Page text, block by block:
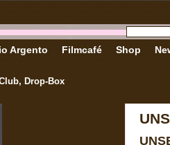
Drop-Box
Argento Filmcafé Shop